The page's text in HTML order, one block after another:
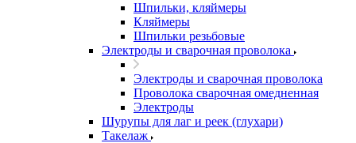
Шпильки, кляймеры
Кляймеры
Шпильки резьбовые
Электроды и сварочная проволока
Электроды и сварочная проволока
Проволока сварочная омедненная
Электроды
Шурупы для лаг и реек (глухари)
Такелаж